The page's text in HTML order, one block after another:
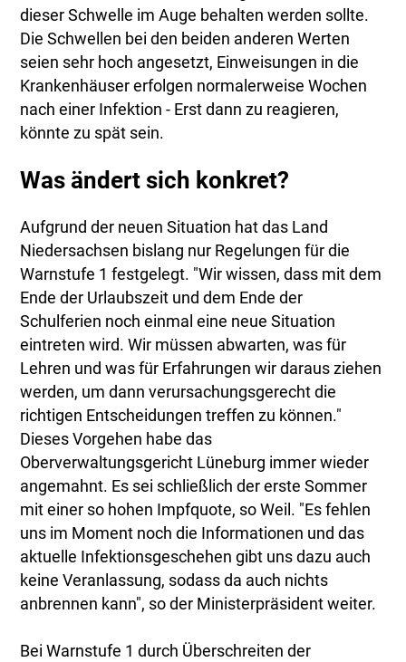
dieser Schwelle im Auge behalten werden sollte.
Die Schwellen bei den beiden anderen Werten
seien sehr hoch angesetzt, Einweisungen in die
Krankenhäuser erfolgen normalerweise Wochen
nach einer Infektion - Erst dann zu reagieren,
könnte zu spät sein.
Was ändert sich konkret?
Aufgrund der neuen Situation hat das Land
Niedersachsen bislang nur Regelungen für die
Warnstufe 1 festgelegt. "Wir wissen, dass mit dem
Ende der Urlaubszeit und dem Ende der
Schulferien noch einmal eine neue Situation
eintreten wird. Wir müssen abwarten, was für
Lehren und was für Erfahrungen wir daraus ziehen
werden, um dann verursachungsgerecht die
richtigen Entscheidungen treffen zu können."
Dieses Vorgehen habe das
Oberverwaltungsgericht Lüneburg immer wieder
angemahnt. Es sei schließlich der erste Sommer
mit einer so hohen Impfquote, so Weil. "Es fehlen
uns im Moment noch die Informationen und das
aktuelle Infektionsgeschehen gibt uns dazu auch
keine Veranlassung, sodass da auch nichts
anbrennen kann", so der Ministerpräsident weiter.
Bei Warnstufe 1 durch Überschreiten der